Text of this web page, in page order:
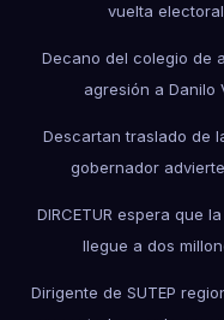
vuelta
Decano del colegio de
agresión a Danilo
Descartan traslado de
gobernador
DIRCETUR espera que
llegue a dos
Dirigente de SUTEP